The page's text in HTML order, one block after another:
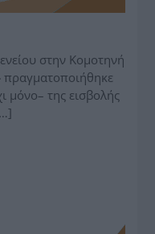
στην Κομοτηνή
πραγματοποιήθηκε
μόνο– της εισβολής